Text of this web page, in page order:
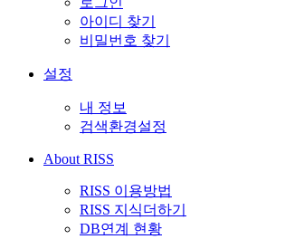
아이디 찾기
비밀번호 찾기
설정
내 정보
검색환경설정
About RISS
RISS 이용방법
RISS 지식더하기
DB연계 현황